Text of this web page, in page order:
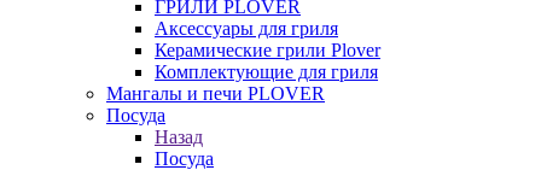
ГРИЛИ PLOVER
Аксессуары для гриля
Керамические грили Plover
Комплектующие для гриля
Мангалы и печи PLOVER
Посуда
Назад
Посуда